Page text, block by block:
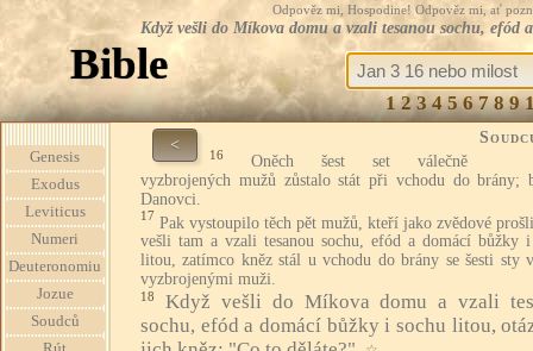
Odpověz mi, Hospodine! Odpověz mi, ať
Když vešli do Míkova domu a vzali tesanou sochu,
Bible
1 2 3 4 5 6 7 8 9
Genesis
Exodus
Leviticus
Numeri
Deuteronomiu
Jozue
Soudců
<
16
Oněch šest set válečně
vyzbrojených mužů zůstalo stát při vchodu do brány;
Danovci.
17 Pak vystoupilo těch pět mužů, kteří jako zvědové
vešli tam a vzali tesanou sochu, efód a domácí bůžky i
litou, zatímco kněz stál u vchodu do brány se šesti sty
vyzbrojenými muži.
18
Když vešli do Míkova domu a vzali
sochu, efód a domácí bůžky i sochu litou,